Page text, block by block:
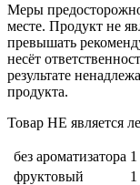
Меры
месте. Продукт не
превышать
несёт
результате
продукта.
Товар НЕ является
без ароматизатора
фруктовый